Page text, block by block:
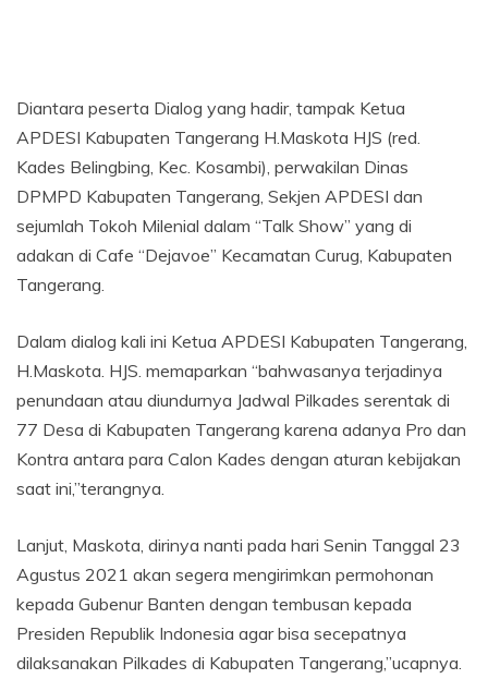
Diantara peserta Dialog yang hadir, tampak Ketua
APDESI Kabupaten Tangerang H.Maskota HJS (red.
Kades Belingbing, Kec. Kosambi), perwakilan Dinas
DPMPD Kabupaten Tangerang, Sekjen APDESI dan
sejumlah Tokoh Milenial dalam “Talk Show” yang di
adakan di Cafe “Dejavoe” Kecamatan Curug, Kabupaten
Tangerang.
Dalam dialog kali ini Ketua APDESI Kabupaten Tangerang,
H.Maskota. HJS. memaparkan “bahwasanya terjadinya
penundaan atau diundurnya Jadwal Pilkades serentak di
77 Desa di Kabupaten Tangerang karena adanya Pro dan
Kontra antara para Calon Kades dengan aturan kebijakan
saat ini,”terangnya.
Lanjut, Maskota, dirinya nanti pada hari Senin Tanggal 23
Agustus 2021 akan segera mengirimkan permohonan
kepada Gubenur Banten dengan tembusan kepada
Presiden Republik Indonesia agar bisa secepatnya
dilaksanakan Pilkades di Kabupaten Tangerang,”ucapnya.